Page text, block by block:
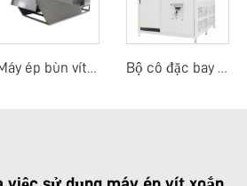
Máy ép bùn vít tiền làm đặc di động Bộ cô đặc bay hơi nhiệt độ thấp